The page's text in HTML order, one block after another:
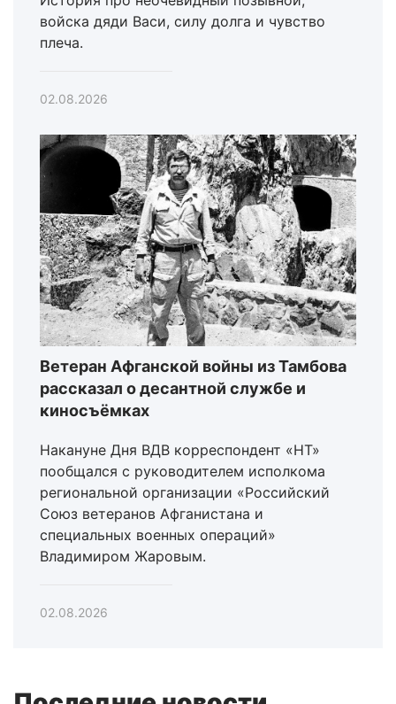
войска дяди Васи, силу долга и чувство
плеча.
02.08.2026
Ветеран Афганской войны из Тамбова
рассказал о десантной службе и
киносъёмках
Накануне Дня ВДВ корреспондент «НТ»
пообщался с руководителем исполкома
региональной организации «Российский
Союз ветеранов Афганистана и
специальных военных операций»
Владимиром Жаровым.
02.08.2026